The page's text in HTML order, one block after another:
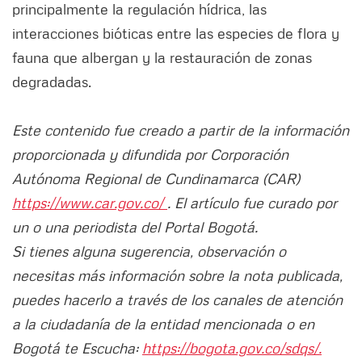
principalmente la regulación hídrica, las
interacciones bióticas entre las especies de flora y
fauna que albergan y la restauración de zonas
degradadas.
Este contenido fue creado a partir de la información
proporcionada y difundida por Corporación
Autónoma Regional de Cundinamarca (CAR)
https://www.car.gov.co/. El artículo fue curado por
un o una periodista del Portal Bogotá.
Si tienes alguna sugerencia, observación o
necesitas más información sobre la nota publicada,
puedes hacerlo a través de los canales de atención
a la ciudadanía de la entidad mencionada o en
Bogotá te Escucha: https://bogota.gov.co/sdqs/.